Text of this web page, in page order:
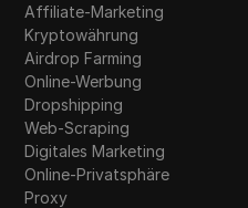
Affiliate-Marketing
Kryptowährung
Airdrop Farming
Online-Werbung
Dropshipping
Web-Scraping
Digitales Marketing
Online-Privatsphäre
Proxy